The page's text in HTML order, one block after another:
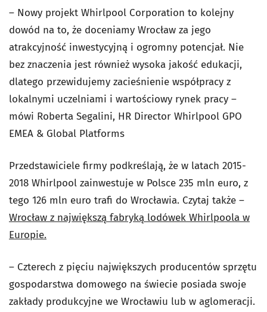
– Nowy projekt Whirlpool Corporation to kolejny
dowód na to, że doceniamy Wrocław za jego
atrakcyjność inwestycyjną i ogromny potencjał. Nie
bez znaczenia jest również wysoka jakość edukacji,
dlatego przewidujemy zacieśnienie współpracy z
lokalnymi uczelniami i wartościowy rynek pracy –
mówi Roberta Segalini, HR Director Whirlpool GPO
EMEA & Global Platforms
Przedstawiciele firmy podkreślają, że w latach 2015-
2018 Whirlpool zainwestuje w Polsce 235 mln euro, z
tego 126 mln euro trafi do Wrocławia. Czytaj także –
Wrocław z największą fabryką lodówek Whirlpoola w
Europie.
– Czterech z pięciu największych producentów sprzętu
gospodarstwa domowego na świecie posiada swoje
zakłady produkcyjne we Wrocławiu lub w aglomeracji.